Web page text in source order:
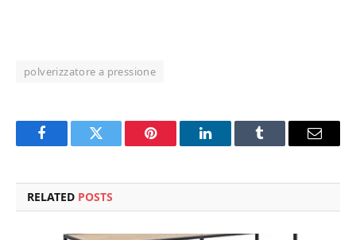
polverizzatore a pressione
FacebookTwitter Pinterest LinkedInTumblr Email
RELATED POSTS